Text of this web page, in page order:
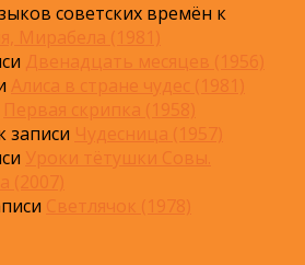
советских времён к
Мирабела (1981)
Двенадцать месяцев (1956)
Алиса в стране чудес (1981)
Первая скрипка (1958)
записи Чудесница (1957)
Уроки тётушки Совы.
(2007)
Светлячок (1978)